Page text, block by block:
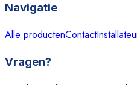
Navigatie
Alle productenContact
Vragen?